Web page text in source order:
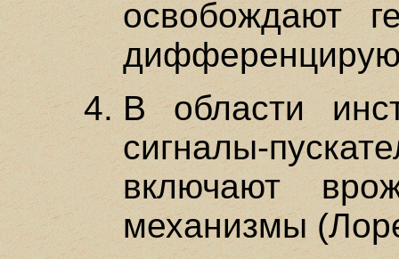
освобождают
В области
сигналы-
включают
механизмы